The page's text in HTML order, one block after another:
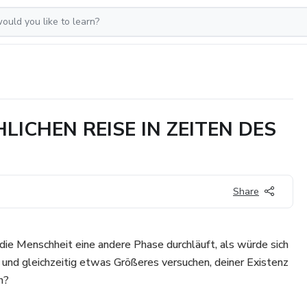
REISE IN ZEITEN DES
Share
Menschheit eine andere Phase durchläuft, als würde sich
gleichzeitig etwas Größeres versuchen, deiner Existenz